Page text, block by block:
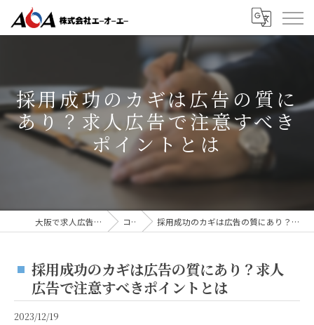
採用成功のカギは広告の質に
あり？求人広告で注意すべき
ポイントとは
大阪で求人広告なら株式会社AOA コラム 採用成功のカギは広告の質にあり？求人広告で注意すべきポイントとは
採用成功のカギは広告の質にあり？求人
広告で注意すべきポイントとは
2023/12/19